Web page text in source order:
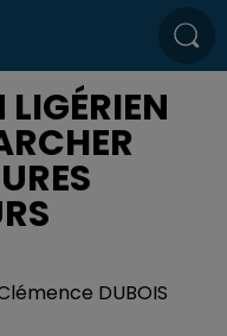
DUBOIS